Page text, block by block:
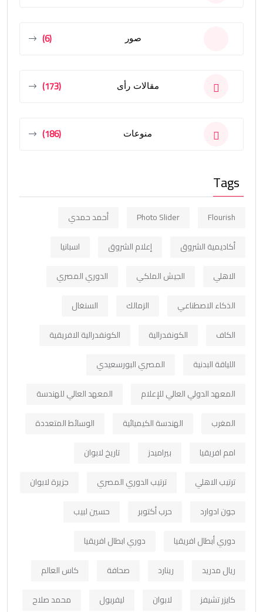
صور (6)
مقالات رأى (173)
منوعات (186)
Tags
Flourish
Photo Slider
أحمد حمدي
أكاديمية الشروق
إعلام الشروق
اسبانيا
الاهلي
الجيش الملكي
الدوري المصري
الذكاء الاصطناعي
الزمالك
السنغال
الكاف
الكونفدرالية
الكونفدرالية الافريقية
اللياقة البدنية
المصري البورسعيدي
المعهد الدولي العالي للإعلام
المعهد العالي للهندسة
المغرب
الهندسة الكيميائية
الوسائط المتعددة
امم افريقيا
بيراميدز
تاريخ لابوان
ترتيب الاهلي
ترتيب الدوري المصري
جزيرة لابوان
جون ادوارد
حرب أكتوبر
حسين لبيب
دوري أبطال افريقيا
دوري ابطال افريقيا
ريال مدريد
رينارد صحافة
كاس العالم
كايزر تشيفز
لابوان ليفربول محمد صلاح